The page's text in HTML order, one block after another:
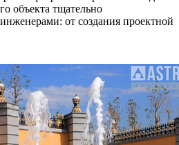
объекта тщательно
от создания проектной